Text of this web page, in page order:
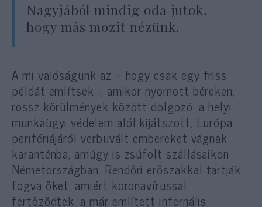
Nagyjából mindig oda jutok,
hogy más mozit nézünk.
A mi valóságunk az – hogy csak egy friss
példát említsek -, amikor nyomott béreken,
rossz körülmények között dolgozó, a helyi
munkaügyi védelem alól kijátszott, Európa
perifériájáról verbuvált embereket vágnak
karanténba, amúgy is zsúfolt szállásaikon
Németországban. Rendőri erőszakkal tartják
fogva őket, amiért koronavírussal
fertőződtek, a már említett infernális